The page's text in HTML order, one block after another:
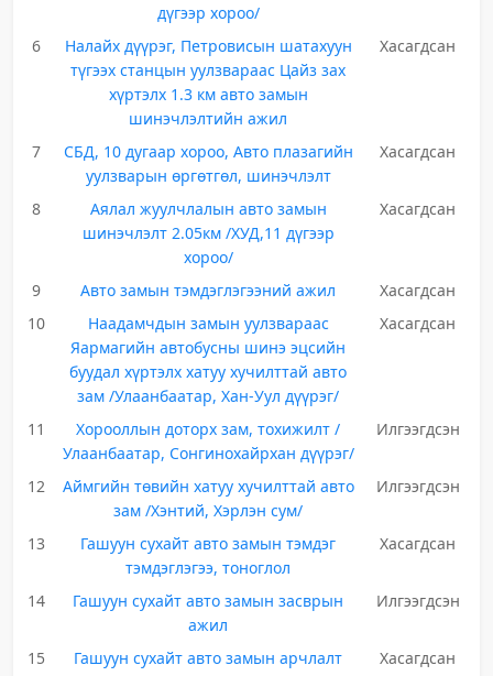
дүгээр хороо/
6
Налайх дүүрэг, Петровисын шатахуун
түгээх станцын уулзвараас Цайз зах
хүртэлх 1.3 км авто замын
шинэчлэлтийн ажил
Хасагдсан
7
СБД, 10 дугаар хороо, Авто плазагийн
уулзварын өргөтгөл, шинэчлэлт
Хасагдсан
8
Аялал жуулчлалын авто замын
шинэчлэлт 2.05км /ХУД,11 дүгээр
хороо/
Хасагдсан
9 Авто замын тэмдэглэгээний ажил
Хасагдсан
10
Наадамчдын замын уулзвараас
Яармагийн автобусны шинэ эцсийн
буудал хүртэлх хатуу хучилттай авто
зам /Улаанбаатар, Хан-Уул дүүрэг/
Хасагдсан
11
Хорооллын доторх зам, тохижилт /
Улаанбаатар, Сонгинохайрхан дүүрэг/
Илгээгдсэн
12
Аймгийн төвийн хатуу хучилттай авто
зам /Хэнтий, Хэрлэн сум/
Илгээгдсэн
13
Гашуун сухайт авто замын тэмдэг
тэмдэглэгээ, тоноглол
Хасагдсан
14
Гашуун сухайт авто замын засврын
ажил
Илгээгдсэн
15 Гашуун сухайт авто замын арчлалт
Хасагдсан